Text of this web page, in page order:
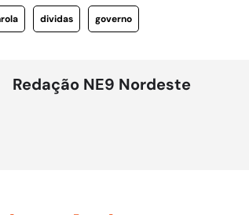
dividas governo
Redação NE9 Nordeste